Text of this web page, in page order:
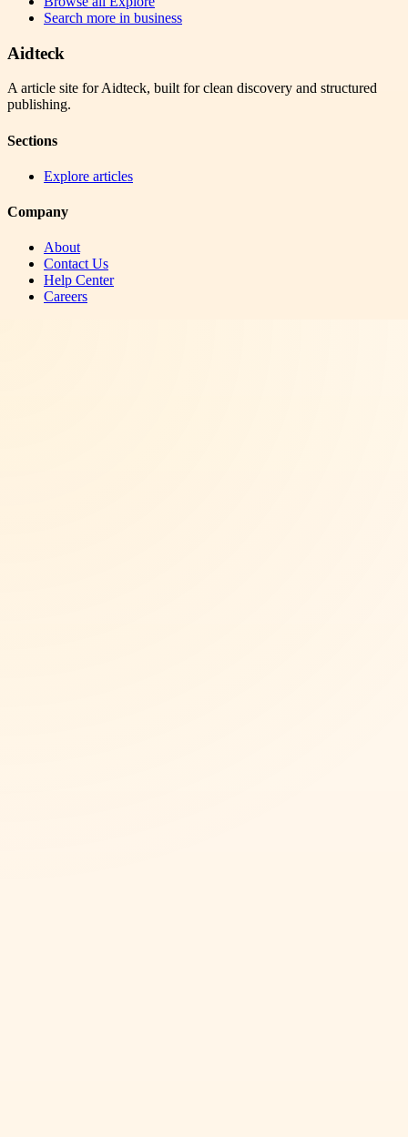
Search more in business
Aidteck
A article site for Aidteck, built for clean discovery and structured
publishing.
Sections
Explore articles
Company
About
Contact Us
Help Center
Careers